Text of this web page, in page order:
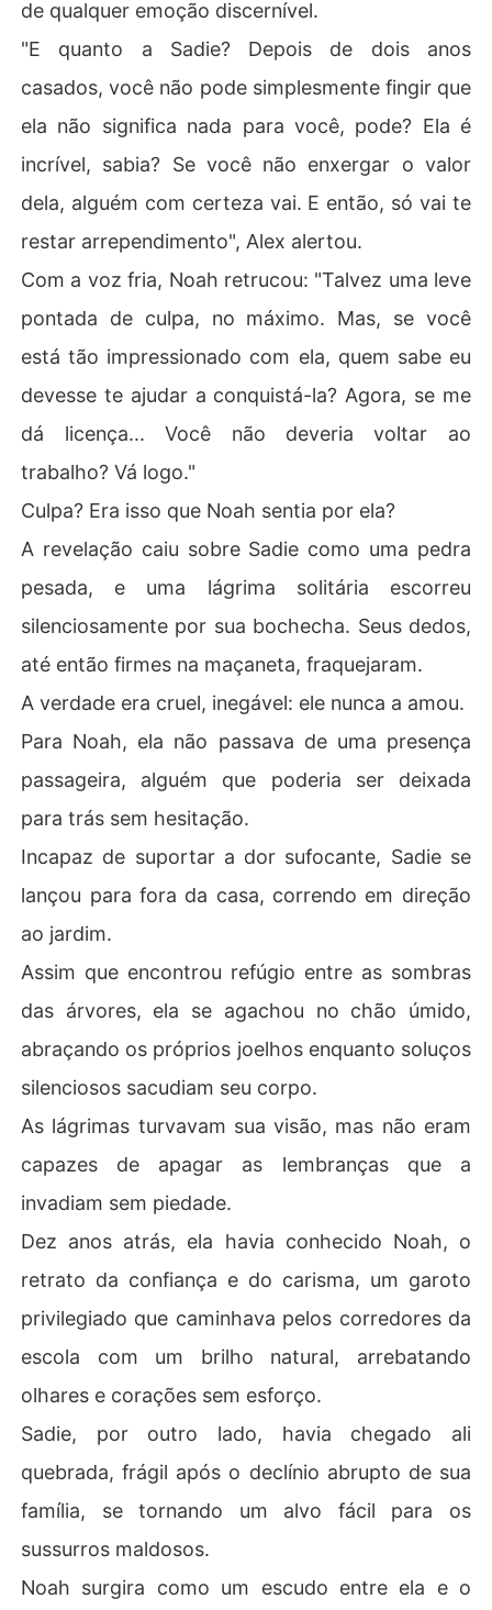
de qualquer emoção discernível.
"E quanto a Sadie? Depois de dois anos
casados, você não pode simplesmente fingir que
ela não significa nada para você, pode? Ela é
incrível, sabia? Se você não enxergar o valor
dela, alguém com certeza vai. E então, só vai te
restar arrependimento", Alex alertou.
Com a voz fria, Noah retrucou: "Talvez uma leve
pontada de culpa, no máximo. Mas, se você
está tão impressionado com ela, quem sabe eu
devesse te ajudar a conquistá-la? Agora, se me
dá licença... Você não deveria voltar ao
trabalho? Vá logo."
Culpa? Era isso que Noah sentia por ela?
A revelação caiu sobre Sadie como uma pedra
pesada, e uma lágrima solitária escorreu
silenciosamente por sua bochecha. Seus dedos,
até então firmes na maçaneta, fraquejaram.
A verdade era cruel, inegável: ele nunca a amou.
Para Noah, ela não passava de uma presença
passageira, alguém que poderia ser deixada
para trás sem hesitação.
Incapaz de suportar a dor sufocante, Sadie se
lançou para fora da casa, correndo em direção
ao jardim.
Assim que encontrou refúgio entre as sombras
das árvores, ela se agachou no chão úmido,
abraçando os próprios joelhos enquanto soluços
silenciosos sacudiam seu corpo.
As lágrimas turvavam sua visão, mas não eram
capazes de apagar as lembranças que a
invadiam sem piedade.
Dez anos atrás, ela havia conhecido Noah, o
retrato da confiança e do carisma, um garoto
privilegiado que caminhava pelos corredores da
escola com um brilho natural, arrebatando
olhares e corações sem esforço.
Sadie, por outro lado, havia chegado ali
quebrada, frágil após o declínio abrupto de sua
família, se tornando um alvo fácil para os
sussurros maldosos.
Noah surgira como um escudo entre ela e o